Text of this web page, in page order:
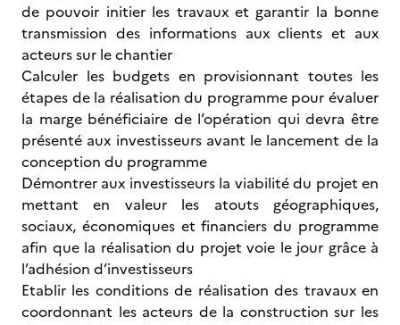
de pouvoir initier les travaux et garantir la bonne
transmission des informations aux clients et aux
acteurs sur le chantier
Calculer les budgets en provisionnant toutes les
étapes de la réalisation du programme pour évaluer
la marge bénéficiaire de l’opération qui devra être
présenté aux investisseurs avant le lancement de la
conception du programme
Démontrer aux investisseurs la viabilité du projet en
mettant en valeur les atouts géographiques,
sociaux, économiques et financiers du programme
afin que la réalisation du projet voie le jour grâce à
l’adhésion d’investisseurs
Etablir les conditions de réalisation des travaux en
coordonnant les acteurs de la construction sur les